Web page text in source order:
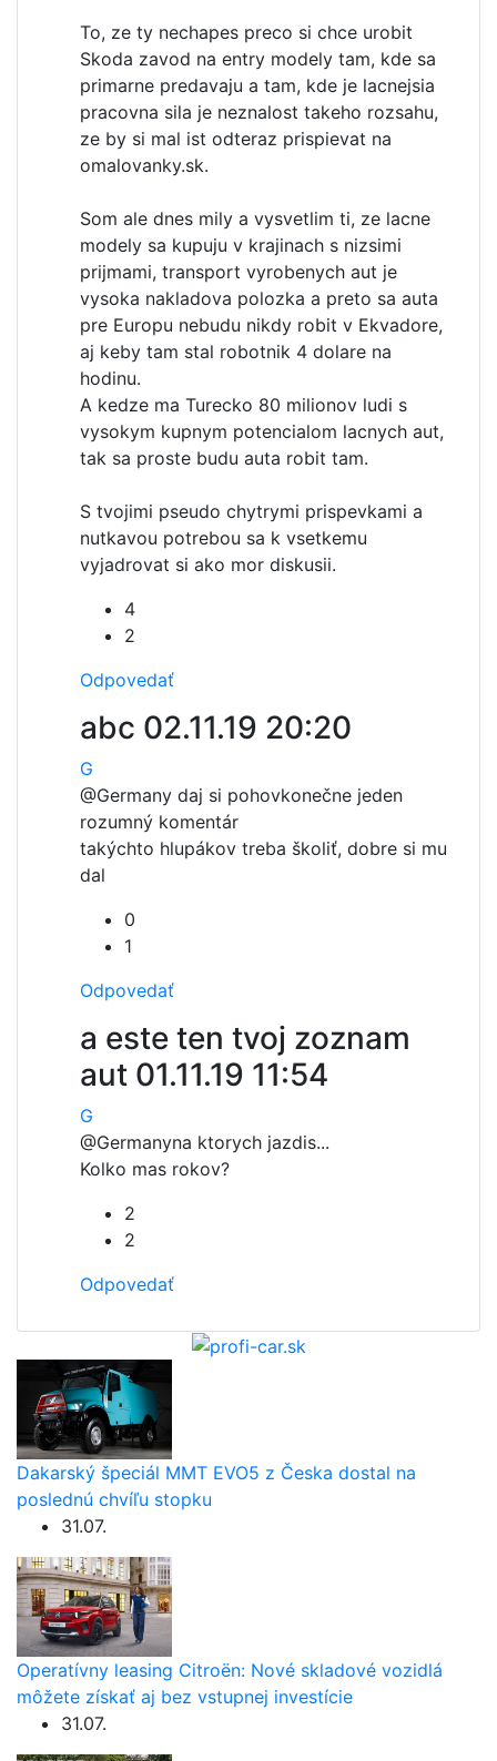
To, ze ty nechapes preco si chce urobit
Skoda zavod na entry modely tam, kde sa
primarne predavaju a tam, kde je lacnejsia
pracovna sila je neznalost takeho rozsahu,
ze by si mal ist odteraz prispievat na
omalovanky.sk.
Som ale dnes mily a vysvetlim ti, ze lacne
modely sa kupuju v krajinach s nizsimi
prijmami, transport vyrobenych aut je
vysoka nakladova polozka a preto sa auta
pre Europu nebudu nikdy robit v Ekvadore,
aj keby tam stal robotnik 4 dolare na
hodinu.
A kedze ma Turecko 80 milionov ludi s
vysokym kupnym potencialom lacnych aut,
tak sa proste budu auta robit tam.
S tvojimi pseudo chytrymi prispevkami a
nutkavou potrebou sa k vsetkemu
vyjadrovat si ako mor diskusii.
4
2
Odpovedať
abc 02.11.19 20:20
G
@Germany daj si pohovkonečne jeden
rozumný komentár
takýchto hlupákov treba školiť, dobre si mu
dal
0
1
Odpovedať
a este ten tvoj zoznam
aut 01.11.19 11:54
G
@Germanyna ktorych jazdis...
Kolko mas rokov?
2
2
Odpovedať
Dakarský špeciál MMT EVO5 z Česka dostal na
poslednú chvíľu stopku
31.07.
Operatívny leasing Citroën: Nové skladové vozidlá
môžete získať aj bez vstupnej investície
31.07.